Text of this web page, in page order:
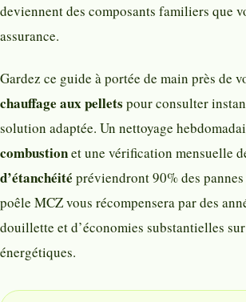
deviennent des composants familiers que
assurance.
Gardez ce guide à portée de main près de
chauffage aux pellets pour consulter
solution adaptée. Un nettoyage
combustionet une vérification mensuelle
d’étanchéité préviendront 90% des
poêle MCZ vous récompensera par des
douillette et d’économies substantielles
énergétiques.